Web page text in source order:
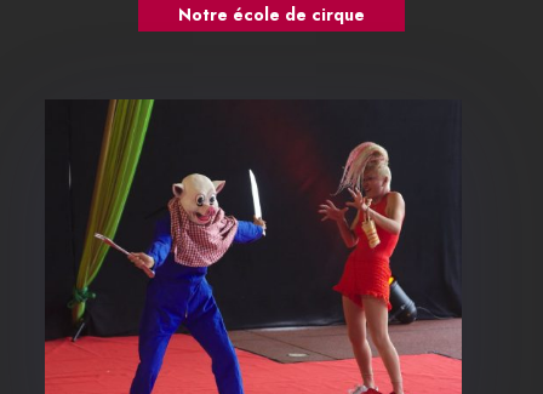
Notre école de cirque